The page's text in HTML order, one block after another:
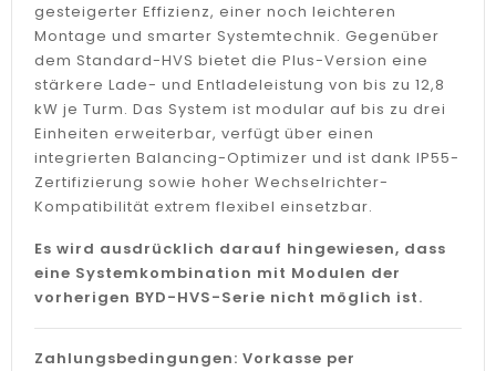
gesteigerter Effizienz, einer noch leichteren
Montage und smarter Systemtechnik. Gegenüber
dem Standard-HVS bietet die Plus-Version eine
stärkere Lade- und Entladeleistung von bis zu 12,8
kW je Turm. Das System ist modular auf bis zu drei
Einheiten erweiterbar, verfügt über einen
integrierten Balancing-Optimizer und ist dank IP55-
Zertifizierung sowie hoher Wechselrichter-
Kompatibilität extrem flexibel einsetzbar.
Es wird ausdrücklich darauf hingewiesen, dass
eine Systemkombination mit Modulen der
vorherigen BYD-HVS-Serie nicht möglich ist.
Zahlungsbedingungen: Vorkasse per